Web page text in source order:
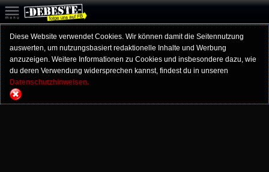
Diese Website verwendet Cookies. Wir können damit die Seitennutzung
auswerten, um nutzungsbasiert redaktionelle Inhalte und Werbung
anzuzeigen. Weitere Informationen zu Cookies und insbesondere dazu, wie
du deren Verwendung widersprechen kannst, findest du in unseren
Datenschutzhinweisen.